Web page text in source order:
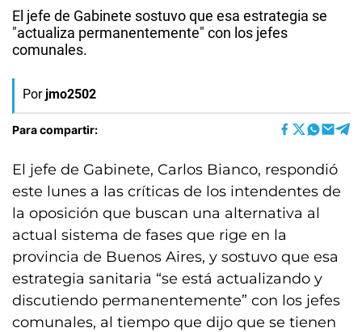
El jefe de Gabinete sostuvo que esa estrategia se
"actualiza permanentemente" con los jefes
comunales.
Por jmo2502
Para compartir:
El jefe de Gabinete, Carlos Bianco, respondió
este lunes a las críticas de los intendentes de
la oposición que buscan una alternativa al
actual sistema de fases que rige en la
provincia de Buenos Aires, y sostuvo que esa
estrategia sanitaria “se está actualizando y
discutiendo permanentemente” con los jefes
comunales, al tiempo que dijo que se tienen